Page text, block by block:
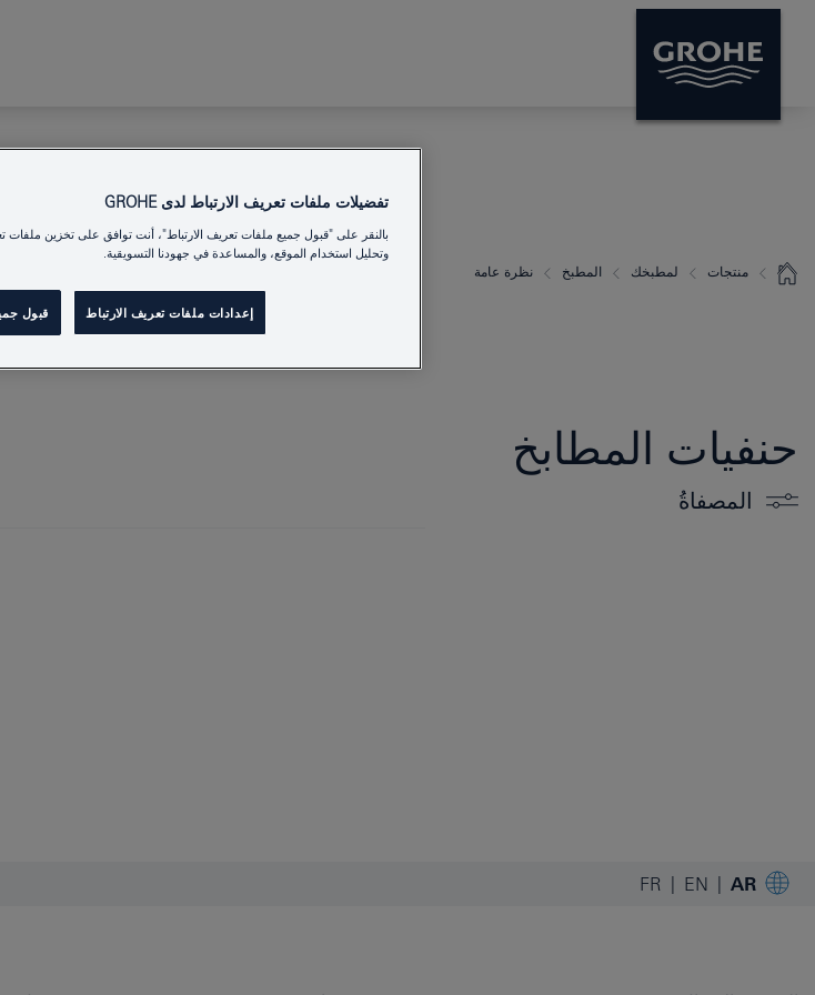
منتجات لمطبخك المطبخ نظرة عامة
حنفيات المطابخ
المصفاةُ
AR
EN
FR
تفضيلات ملفات تعريف الارتباط لدى GROHE
بالنقر على "قبول جميع ملفات تعريف الارتباط"، أنت توافق على تخزين ملفات
وتحليل استخدام الموقع، والمساعدة في جهودنا التسويقية.
إعدادات ملفات تعريف الارتباط قبول